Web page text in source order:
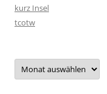
kurz Insel
tcotw
Archiv